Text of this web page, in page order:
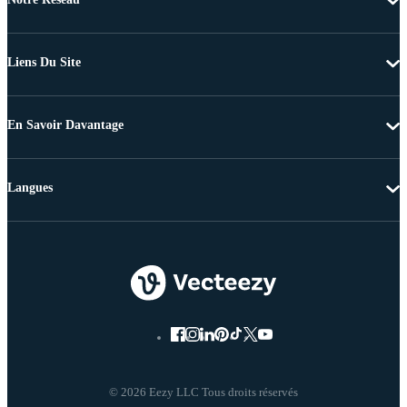
Liens Du Site
En Savoir Davantage
© 2026 Eezy LLC Tous droits réservés
Langues